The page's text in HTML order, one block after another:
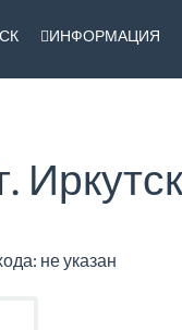
ИНФОРМАЦИЯ
не указан